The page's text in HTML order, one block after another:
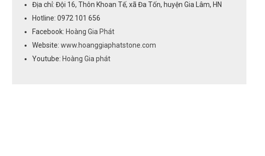
Địa chỉ: Đội 16, Thôn Khoan Tế, xã Đa Tốn, huyện Gia Lâm, HN
Hotline: 0972 101 656
Facebook: Hoàng Gia Phát
Website: www.hoanggiaphatstone.com
Youtube: Hoàng Gia phát